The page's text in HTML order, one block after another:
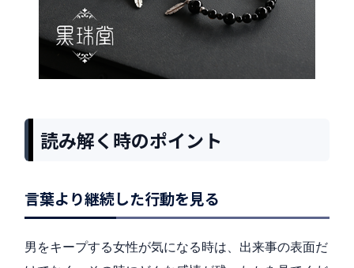
読み解く時のポイント
言葉より継続した行動を見る
男をキープする女性が気になる時は、出来事の表面だ